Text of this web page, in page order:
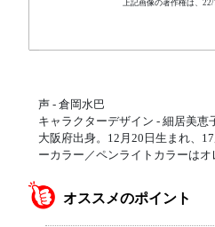
上記画像の著作権は、
声 - 倉岡水巴
キャラクターデザイン - 細居美恵
大阪府出身。12月20日生まれ、
ーカラー／ペンライトカラーはオ
オススメのポイント